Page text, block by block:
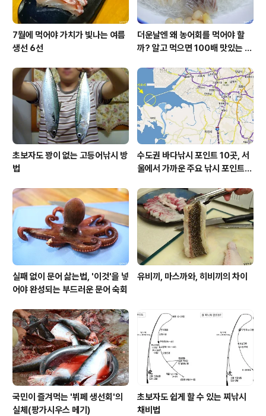
7월에 먹어야 가치가 빛나는 여름
생선 6선
더운날엔 왜 농어회를 먹어야 할
까? 알고 먹으면 100배 맛있는 농
초보자도 꽝이 없는 고등어낚시 방
법
수도권 바다낚시 포인트 10곳, 서
울에서 가까운 주요 낚시 포인트
실패 없이 문어 삶는법, '이것'을 넣
어야 완성되는 부드러운 문어 숙회
유비끼, 마스까와, 히비끼의 차이
국민이 즐겨먹는 '뷔페 생선회'의
실체(팡가시우스 메기)
초보자도 쉽게 할 수 있는 찌낚시
채비법